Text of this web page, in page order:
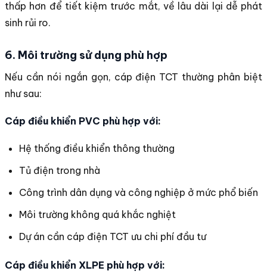
thấp hơn để tiết kiệm trước mắt, về lâu dài lại dễ phát
sinh rủi ro.
6. Môi trường sử dụng phù hợp
Nếu cần nói ngắn gọn, cáp điện TCT thường phân biệt
như sau:
Cáp điều khiển PVC phù hợp với:
Hệ thống điều khiển thông thường
Tủ điện trong nhà
Công trình dân dụng và công nghiệp ở mức phổ biến
Môi trường không quá khắc nghiệt
Dự án cần cáp điện TCT ưu chi phí đầu tư
Cáp điều khiển XLPE phù hợp với: